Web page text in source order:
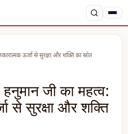
ऊर्जा से सुरक्षा और शक्ति का स्रोत
जी का महत्व:
से सुरक्षा और शक्ति